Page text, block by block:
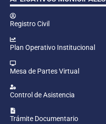
Registro Civil
Plan Operativo Institucional
Mesa de Partes Virtual
Control de Asistencia
Trámite Documentario